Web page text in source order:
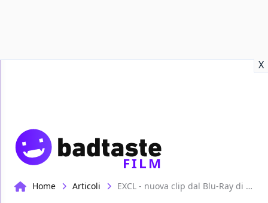
X
FILM
Home Articoli EXCL - nuova clip dal Blu-Ray di Harry Potter e i Doni della Morte: Parte 2!